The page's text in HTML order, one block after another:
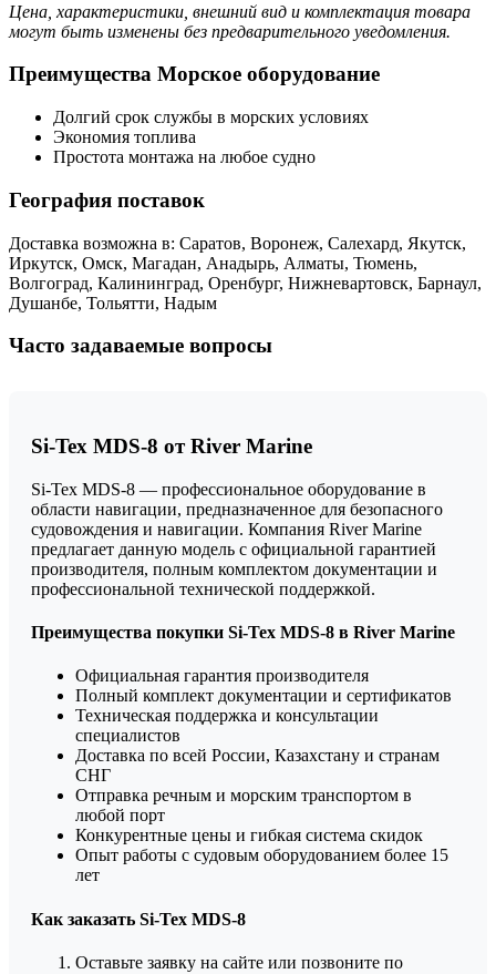
Цена, характеристики, внешний вид и комплектация товара
могут быть изменены без предварительного уведомления.
Преимущества Морское оборудование
Долгий срок службы в морских условиях
Экономия топлива
Простота монтажа на любое судно
География поставок
Доставка возможна в: Саратов, Воронеж, Салехард, Якутск,
Иркутск, Омск, Магадан, Анадырь, Алматы, Тюмень,
Волгоград, Калининград, Оренбург, Нижневартовск, Барнаул,
Душанбе, Тольятти, Надым
Часто задаваемые вопросы
Si-Tex MDS-8 от River Marine
Si-Tex MDS-8 — профессиональное оборудование в
области навигации, предназначенное для безопасного
судовождения и навигации. Компания River Marine
предлагает данную модель с официальной гарантией
производителя, полным комплектом документации и
профессиональной технической поддержкой.
Преимущества покупки Si-Tex MDS-8 в River Marine
Официальная гарантия производителя
Полный комплект документации и сертификатов
Техническая поддержка и консультации
специалистов
Доставка по всей России, Казахстану и странам
СНГ
Отправка речным и морским транспортом в
любой порт
Конкурентные цены и гибкая система скидок
Опыт работы с судовым оборудованием более 15
лет
Как заказать Si-Tex MDS-8
Оставьте заявку на сайте или позвоните по